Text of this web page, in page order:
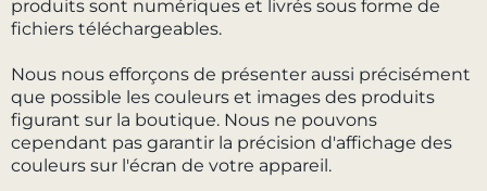
produits sont numériques et livrés sous forme de
fichiers téléchargeables.
Nous nous efforçons de présenter aussi précisément
que possible les couleurs et images des produits
figurant sur la boutique. Nous ne pouvons
cependant pas garantir la précision d'affichage des
couleurs sur l'écran de votre appareil.